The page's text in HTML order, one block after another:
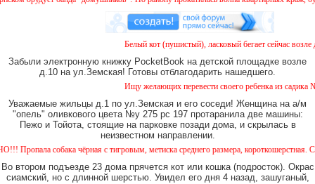
Белый кот (пушистый), ласковый бегает сейчас возле
Забыли электронную книжку PocketBook на детской площадке возле
д.10 на ул.Земская! Готовы отблагодарить нашедшего.
Ищу желающих перевести своего ребенка из садика
Уважаемые жильцы д.1 по ул.Земская и его соседи! Женщина на а/м
"опель" оливкового цвета №у 275 рс 197 протаранила две машины:
Пежо и Тойота, стоящие на парковке позади дома, и скрылась в
неизвестном направлении.
собака чёрная с тигровым, метиска среднего размера, короткошерстная. Собака
Во втором подъезде 23 дома прячется кот или кошка (подросток). Окрас
сиамский, но с длинной шерстью. Увидел его дня 4 назад, зашуганый,